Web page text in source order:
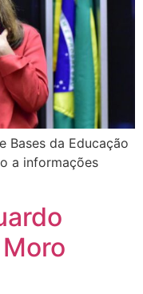
Bases da Educação
a informações